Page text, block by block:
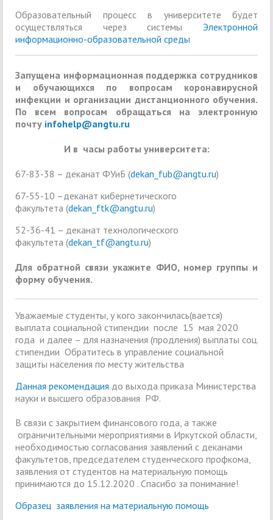
Образовательный процесс в университете будет
осуществляться через системы Электронной
информационно-образовательной среды
Запущена информационная поддержка сотрудников
и обучающихся по вопросам коронавирусной
инфекции и организации дистанционного обучения.
По всем вопросам обращаться на электронную
почту infohelp@angtu.ru
И в часы работы университета:
67-83-38 – деканат ФУиБ (dekan_fub@angtu.ru)
67-55-10 –деканат кибернетического
факультета (dekan_ftk@angtu.ru)
52-36-41 – деканат технологического
факультета (dekan_tf@angtu.ru)
Для обратной связи укажите ФИО, номер группы и
форму обучения.
Уважаемые студенты, у кого закончилась(вается)
выплата социальной стипендии после 15 мая 2020
года и далее – для назначения (продления) выплаты соц.
стипендии Обратитесь в управление социальной
защиты населения по месту жительства
Данная рекомендация до выхода приказа Министерства
науки и высшего образования РФ.
В связи с закрытием финансового года, а также
ограничительными мероприятиями в Иркутской области,
необходимостью согласования заявлений с деканами
факультетов, председателем студенческого профкома,
заявления от студентов на материальную помощь
принимаются до 15.12.2020 . Спасибо за понимание!
Образец заявления на материальную помощь